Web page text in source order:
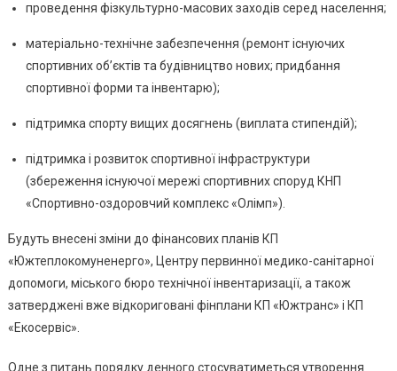
проведення фізкультурно-масових заходів серед населення;
матеріально-технічне забезпечення (ремонт існуючих
спортивних об’єктів та будівництво нових; придбання
спортивної форми та інвентарю);
підтримка спорту вищих досягнень (виплата стипендій);
підтримка і розвиток спортивної інфраструктури
(збереження існуючої мережі спортивних споруд КНП
«Спортивно-оздоровчий комплекс «Олімп»).
Будуть внесені зміни до фінансових планів КП
«Южтеплокомуненерго», Центру первинної медико-санітарної
допомоги, міського бюро технічної інвентаризації, а також
затверджені вже відкориговані фінплани КП «Южтранс» і КП
«Екосервіс».
Одне з питань порядку денного стосуватиметься утворення